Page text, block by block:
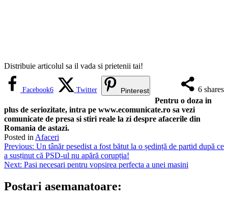
Distribuie articolul sa il vada si prietenii tai!
6 shares
Facebook6 Twitter Pinterest
Pentru o doza in
plus de seriozitate, intra pe www.ecomunicate.ro sa vezi
comunicate de presa si stiri reale la zi despre afacerile din
Romania de astazi.
Posted in Afaceri
Navigare
în
Previous: Un tânăr pesedist a fost bătut la o ședință de partid după ce
a susținut că PSD-ul nu apără corupția!
Next: Pasi necesari pentru vopsirea perfecta a unei masini
Postari asemanatoare: